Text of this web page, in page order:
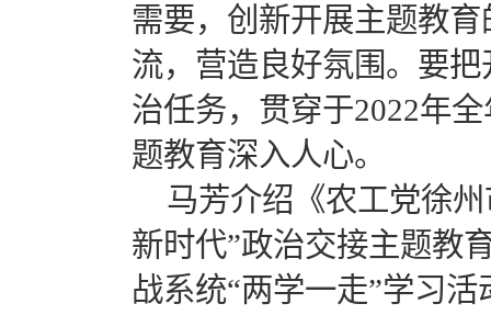
需要，创新开展主题教
流，营造良好氛围。要
治任务，贯穿于2022年
题教育深入人心。
马芳介绍《农工党徐
新时代”政治交接主题教
战系统“两学一走”学习